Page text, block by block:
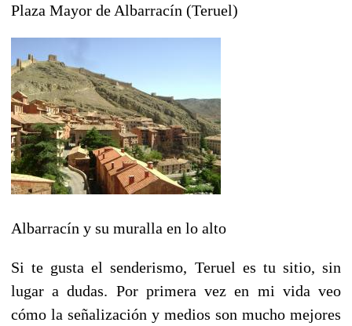
Plaza Mayor de Albarracín (Teruel)
Albarracín y su muralla en lo alto
Si te gusta el senderismo, Teruel es tu sitio, sin
lugar a dudas. Por primera vez en mi vida veo
cómo la señalización y medios son mucho mejores